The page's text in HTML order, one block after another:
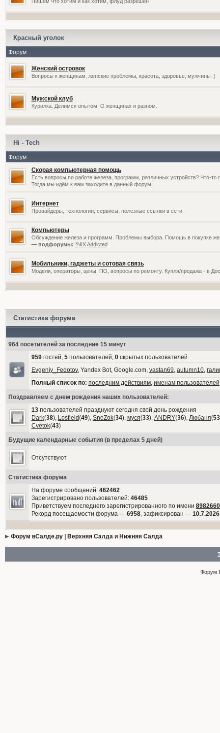
Красный уголок
Форум
Женский островок
Вопросы к женщинам, женские проблемы, красота, здоровье, мужчины :)
Мужской клуб
Курилка. Делимся опытом. О женщинах и разном.
Hi - Tech
Форум
Скорая компьютерная помощь
Есть вопросы по работе железа, программ, различных устройств? Что-то
Тогдамы идём к вамзаходите в данный форум.
Интернет
Провайдеры, технологии, сервисы, полезные ссылки в сети.
Компьютеры
Обсуждение железа и программ. Проблемы выбора. Помощь в покупке
— подфорумы: *NIX Addicted
Мобильники, гаджеты и сотовая связь
Модели, операторы, цены, ПО, вопросы по ремонту. Купля/продажа - в
Статистика форума
964 посетителей за последние 15 минут
959гостей, 5пользователей, 0скрытых пользователей
Evgeniy_Fedotov, Yandex Bot, Google.com, vastan69, autumn10,
Полный список по: последним действиям, именам пользователей
Поздравляем с днем рождения наших пользователей:
13пользователей празднуют сегодня свой день рождения
Dark(38), Losfield(49), SneZok(34), муся(33), ANDRY(36), Любаня(53
Cvetok(43)
Будущие календарные события (в пределах 5 дней)
Отсутствуют
Статистика форума
На форуме сообщений: 462462
Зарегистрировано пользователей: 46485
Приветствуем последнего зарегистрированного по имени
Рекорд посещаемости форума — 6958, зафиксирован —
Форум вСалде.ру | Верхняя Салда и Нижняя Салда
Форум